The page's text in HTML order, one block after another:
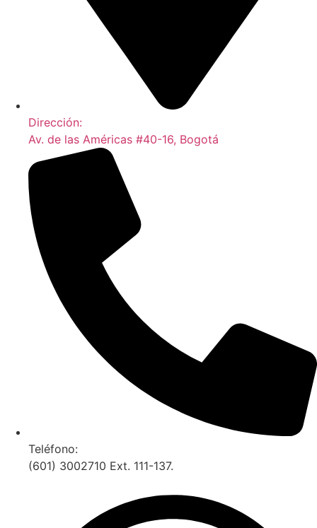
Dirección:
Av. de las Américas #40-16, Bogotá
Teléfono:
(601) 3002710 Ext. 111-137.